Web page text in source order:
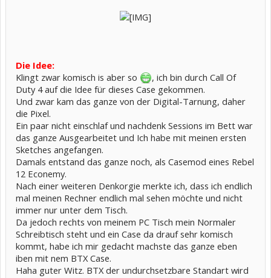
Die Idee:
Klingt zwar komisch is aber so
, ich bin durch Call Of
Duty 4 auf die Idee für dieses Case gekommen.
Und zwar kam das ganze von der Digital-Tarnung, daher
die Pixel.
Ein paar nicht einschlaf und nachdenk Sessions im Bett war
das ganze Ausgearbeitet und Ich habe mit meinen ersten
Sketches angefangen.
Damals entstand das ganze noch, als Casemod eines Rebel
12 Econemy.
Nach einer weiteren Denkorgie merkte ich, dass ich endlich
mal meinen Rechner endlich mal sehen möchte und nicht
immer nur unter dem Tisch.
Da jedoch rechts von meinem PC Tisch mein Normaler
Schreibtisch steht und ein Case da drauf sehr komisch
kommt, habe ich mir gedacht machste das ganze eben
iben mit nem BTX Case.
Haha guter Witz. BTX der undurchsetzbare Standart wird